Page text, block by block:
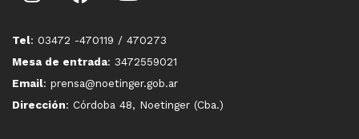
Tel: 03472 -470119 / 470273
Mesa de entrada: 3472559021
Email: prensa@noetinger.gob.ar
Dirección: Córdoba 48, Noetinger (Cba.)